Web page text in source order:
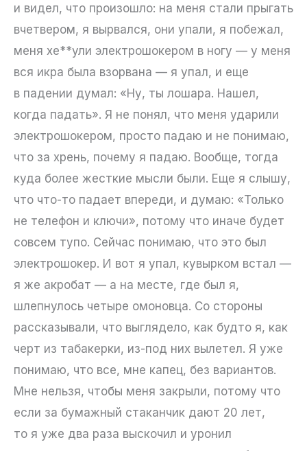
и видел, что произошло: на меня стали прыгать
вчетвером, я вырвался, они упали, я побежал,
меня хе**ули электрошокером в ногу — у меня
вся икра была взорвана — я упал, и еще
в падении думал: «Ну, ты лошара. Нашел,
когда падать». Я не понял, что меня ударили
электрошокером, просто падаю и не понимаю,
что за хрень, почему я падаю. Вообще, тогда
куда более жесткие мысли были. Еще я слышу,
что что-то падает впереди, и думаю: «Только
не телефон и ключи», потому что иначе будет
совсем тупо. Сейчас понимаю, что это был
электрошокер. И вот я упал, кувырком встал —
я же акробат — а на месте, где был я,
шлепнулось четыре омоновца. Со стороны
рассказывали, что выглядело, как будто я, как
черт из табакерки, из-под них вылетел. Я уже
понимаю, что все, мне капец, без вариантов.
Мне нельзя, чтобы меня закрыли, потому что
если за бумажный стаканчик дают 20 лет,
то я уже два раза выскочил и уронил